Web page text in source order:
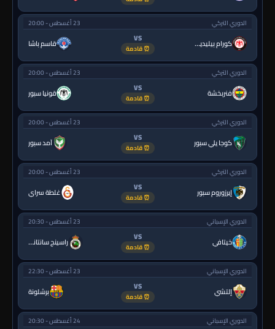
الدوري التركي 23 أغسطس - 20:00
كورام بيليديسبور VS
⏰ قادمة قاسم باشا
الدوري التركي 23 أغسطس - 20:00
فنربخشة VS
⏰ قادمة قونيا سبور
الدوري التركي 23 أغسطس - 20:00
كوجا يلي سبور VS
⏰ قادمة آمد سبور
الدوري التركي 23 أغسطس - 20:00
إيرزوروم سبور VS
⏰ قادمة غلطة سراي
الدوري الإسباني 23 أغسطس - 20:30
خيتافي VS
⏰ قادمة راسينج سانتاندير
الدوري الإسباني 23 أغسطس - 22:30
إلتشي VS
⏰ قادمة برشلونة
الدوري الإسباني 24 أغسطس - 20:30